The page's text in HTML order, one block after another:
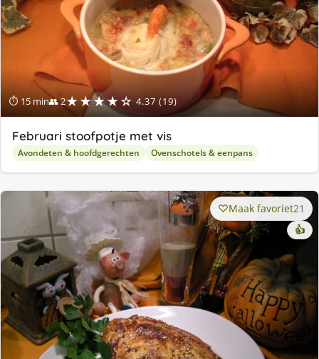
⏱ 15 min👥 2★★★★☆ 4.37 (19)
Februari stoofpotje met vis
Avondeten & hoofdgerechten Ovenschotels & eenpans
Maak favoriet21
👍